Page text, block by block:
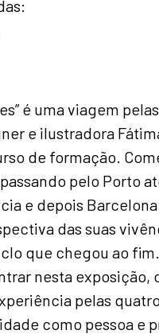
é uma viagem
e ilustradora
de formação.
pelo Porto
e depois
das suas
que chegou ao
nesta exposição,
pelas
como pessoa e